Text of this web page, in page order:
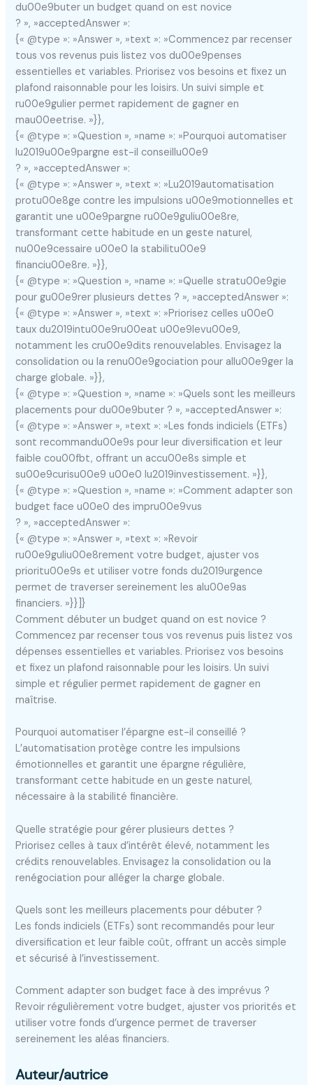
du00e9buter un budget quand on est novice
? », »acceptedAnswer »:
{« @type »: »Answer », »text »: »Commencez par recenser
tous vos revenus puis listez vos du00e9penses
essentielles et variables. Priorisez vos besoins et fixez un
plafond raisonnable pour les loisirs. Un suivi simple et
ru00e9gulier permet rapidement de gagner en
mau00eetrise. »}},
{« @type »: »Question », »name »: »Pourquoi automatiser
lu2019u00e9pargne est-il conseillu00e9
? », »acceptedAnswer »:
{« @type »: »Answer », »text »: »Lu2019automatisation
protu00e8ge contre les impulsions u00e9motionnelles et
garantit une u00e9pargne ru00e9guliu00e8re,
transformant cette habitude en un geste naturel,
nu00e9cessaire u00e0 la stabilitu00e9
financiu00e8re. »}},
{« @type »: »Question », »name »: »Quelle stratu00e9gie
pour gu00e9rer plusieurs dettes ? », »acceptedAnswer »:
{« @type »: »Answer », »text »: »Priorisez celles u00e0
taux du2019intu00e9ru00eat u00e9levu00e9,
notamment les cru00e9dits renouvelables. Envisagez la
consolidation ou la renu00e9gociation pour allu00e9ger la
charge globale. »}},
{« @type »: »Question », »name »: »Quels sont les meilleurs
placements pour du00e9buter ? », »acceptedAnswer »:
{« @type »: »Answer », »text »: »Les fonds indiciels (ETFs)
sont recommandu00e9s pour leur diversification et leur
faible cou00fbt, offrant un accu00e8s simple et
su00e9curisu00e9 u00e0 lu2019investissement. »}},
{« @type »: »Question », »name »: »Comment adapter son
budget face u00e0 des impru00e9vus
? », »acceptedAnswer »:
{« @type »: »Answer », »text »: »Revoir
ru00e9guliu00e8rement votre budget, ajuster vos
prioritu00e9s et utiliser votre fonds du2019urgence
permet de traverser sereinement les alu00e9as
financiers. »}}]}
Comment débuter un budget quand on est novice ?
Commencez par recenser tous vos revenus puis listez vos
dépenses essentielles et variables. Priorisez vos besoins
et fixez un plafond raisonnable pour les loisirs. Un suivi
simple et régulier permet rapidement de gagner en
maîtrise.
Pourquoi automatiser l’épargne est-il conseillé ?
L’automatisation protège contre les impulsions
émotionnelles et garantit une épargne régulière,
transformant cette habitude en un geste naturel,
nécessaire à la stabilité financière.
Quelle stratégie pour gérer plusieurs dettes ?
Priorisez celles à taux d’intérêt élevé, notamment les
crédits renouvelables. Envisagez la consolidation ou la
renégociation pour alléger la charge globale.
Quels sont les meilleurs placements pour débuter ?
Les fonds indiciels (ETFs) sont recommandés pour leur
diversification et leur faible coût, offrant un accès simple
et sécurisé à l’investissement.
Comment adapter son budget face à des imprévus ?
Revoir régulièrement votre budget, ajuster vos priorités et
utiliser votre fonds d’urgence permet de traverser
sereinement les aléas financiers.
Auteur/autrice